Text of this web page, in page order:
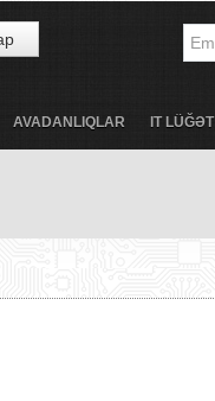
AVADANLIQLAR IT LÜĞƏT